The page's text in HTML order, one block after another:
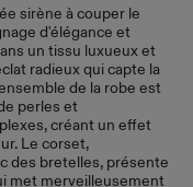
sirène à couper le
d'élégance et
un tissu luxueux et
radieux qui capte la
de la robe est
perles et
créant un effet
Le corset,
des bretelles, présente
met merveilleusement